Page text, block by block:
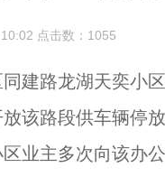
点击数： 1055
建路龙湖天奕小
该路段供车辆停
业主多次向该办